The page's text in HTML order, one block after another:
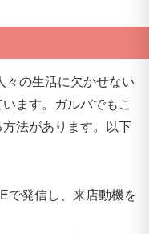
々の生活に欠かせない
ます。ガルバでもこ
法があります。以下
で発信し、来店動機を